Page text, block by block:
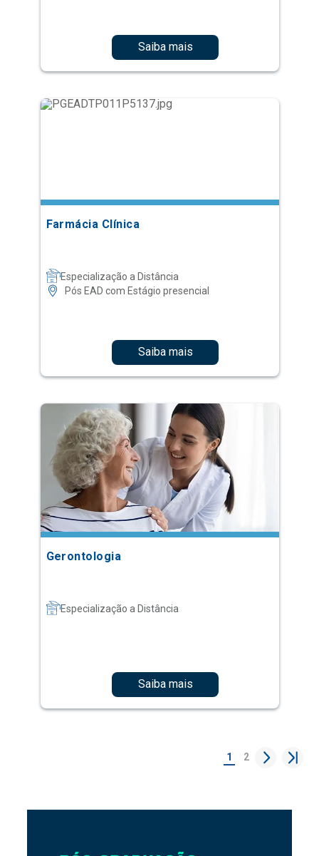
Saiba mais
Farmácia Clínica
Especialização a Distância
Pós EAD com Estágio presencial
Saiba mais
Gerontologia
Especialização a Distância
Saiba mais
1 2